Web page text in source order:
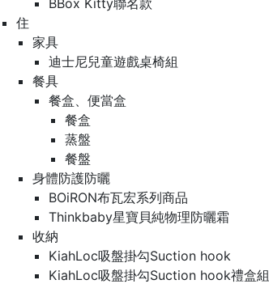
BBox Kitty聯名款
住
家具
迪士尼兒童遊戲桌椅組
餐具
餐盒、便當盒
餐盒
蒸盤
餐盤
身體防護防曬
BOiRON布瓦宏系列商品
Thinkbaby星寶貝純物理防曬霜
收納
KiahLoc吸盤掛勾Suction hook
KiahLoc吸盤掛勾Suction hook禮盒組